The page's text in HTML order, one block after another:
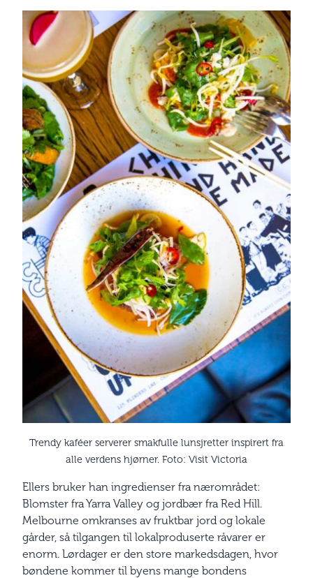
Trendy kaféer serverer smakfulle lunsjretter inspirert fra
alle verdens hjørner. Foto: Visit Victoria
Ellers bruker han ingredienser fra nærområdet:
Blomster fra Yarra Valley og jordbær fra Red Hill.
Melbourne omkranses av fruktbar jord og lokale
gårder, så tilgangen til lokalproduserte råvarer er
enorm. Lørdager er den store markedsdagen, hvor
bøndene kommer til byens mange bondens